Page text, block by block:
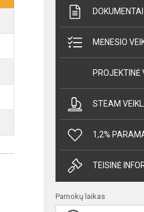
DOKUMENTAI
MĖNESIO
PROJEKTINĖ
STEAM
1,2%
TEISINĖ
Pamokų laikas